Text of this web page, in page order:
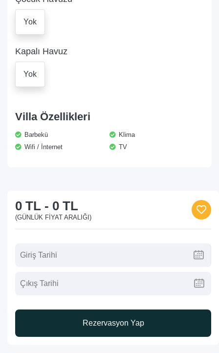
Yok
Kapalı Havuz
Yok
Villa Özellikleri
Barbekü
Klima
Wifi / İnternet
TV
0 TL - 0 TL
(GÜNLÜK FIYAT ARALIĞI)
Rezervasyon Yap